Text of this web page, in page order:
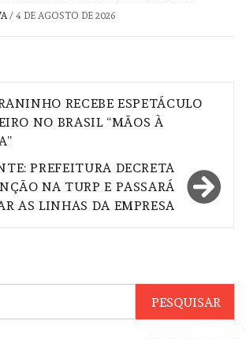
/ 4 DE AGOSTO DE 2026
RECEBE ESPETÁCULO
NO BRASIL “MÃOS À
PREFEITURA DECRETA
NA TURP E PASSARÁ
AS LINHAS DA EMPRESA